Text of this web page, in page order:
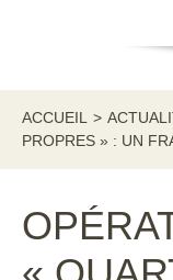
ACCUEIL >
PROPRES » : UN